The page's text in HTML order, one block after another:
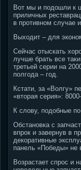
Вот мы и подошли к
приличных
в противном случае
Выходит – для
Сейчас отыскать
лучше брать все
третьей серии на
полгода – год.
Кстати, за «Волгу»
«вторая серия»:
К слову, подобные
Обстановка с
впрок и завернув в
декоративные
панель «Победы» не
Возрастает спрос и